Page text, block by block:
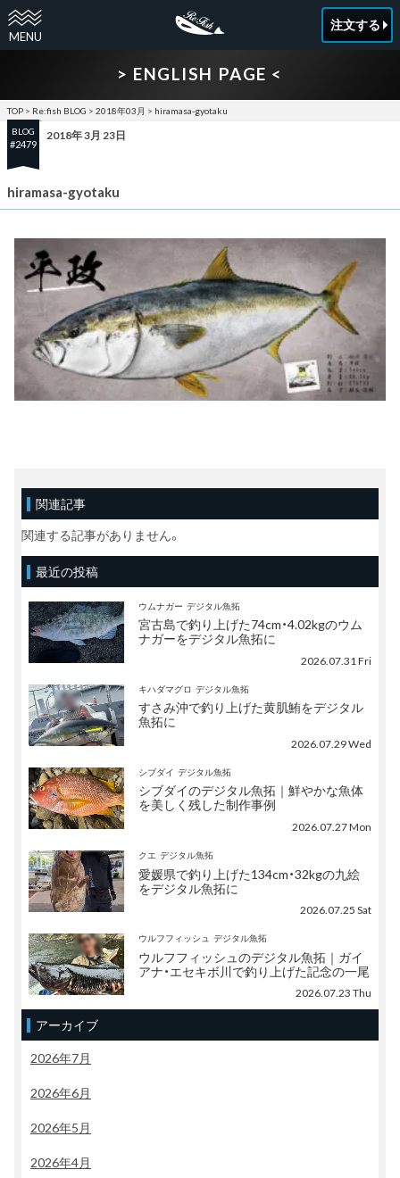
注文する
> ENGLISH PAGE <
TOP > Re:fish BLOG > 2018年03月 > hiramasa-gyotaku
BLOG
#2479
2018年 3月 23日
hiramasa-gyotaku
関連記事
関連する記事がありません。
最近の投稿
ウムナガー デジタル魚拓
宮古島で釣り上げた74cm・4.02kgのウム
ナガーをデジタル魚拓に
2026.07.31 Fri
キハダマグロ デジタル魚拓
すさみ沖で釣り上げた黄肌鮪をデジタル
魚拓に
2026.07.29 Wed
シブダイ デジタル魚拓
シブダイのデジタル魚拓｜鮮やかな魚体
を美しく残した制作事例
2026.07.27 Mon
クエ デジタル魚拓
愛媛県で釣り上げた134cm・32kgの九絵
をデジタル魚拓に
2026.07.25 Sat
ウルフフィッシュ デジタル魚拓
ウルフフィッシュのデジタル魚拓｜ガイ
アナ・エセキボ川で釣り上げた記念の一尾
2026.07.23 Thu
アーカイブ
2026年7月
2026年6月
2026年5月
2026年4月